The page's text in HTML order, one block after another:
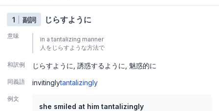
1 副詞 じらすように
意味
in a tantalizing manner
人をじらすような方法で
和訳例 じらすように 誘惑するように 魅惑的に
同義語 invitinglytantalizingly
例文
she smiled at him tantalizingly